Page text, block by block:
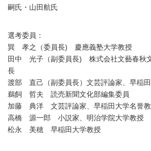
嗣氏・山田航氏
選考委員：
巽 孝之（委員長) 慶應義塾大学教授
田中 光子（副委員長) 株式会社文藝春秋
長
渡部 直己（副委員長）文芸評論家、早稲
鵜飼 哲夫 読売新聞文化部編集委員
加藤 典洋 文芸評論家、早稲田大学名誉
高橋 源一郎 小説家、明治学院大学教授
松永 美穂 早稲田大学教授